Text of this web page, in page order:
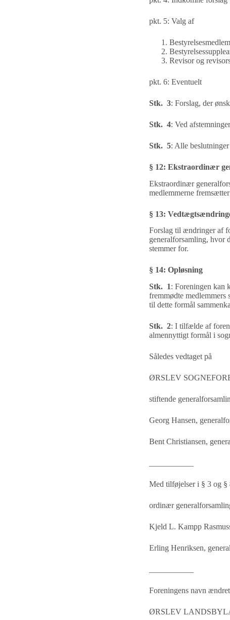
pkt. 5: Valg af
Revisor og
pkt. 6: Eventuelt
Stk. 3: Forslag, der
Stk. 4: Ved
Stk. 5: Alle
§ 12: Ekstraordinær
Ekstraordinær
medlemmerne
§ 13:
Forslag til ændringer af
generalforsamling, hvor
stemmer for.
§ 14: Opløsning
Stk. 1: Foreningen kan
fremmødte medlemmers
til dette formål
Stk. 2: I tilfælde af
almennyttigt formål i
Således vedtaget på
ØRSLEV
stiftende
Georg Hansen,
Bent Christiansen,
Med tilføjelser i § 3 og §
ordinær
Kjeld L. Kampp
Erling Henriksen,
Foreningens navn
ØRSLEV